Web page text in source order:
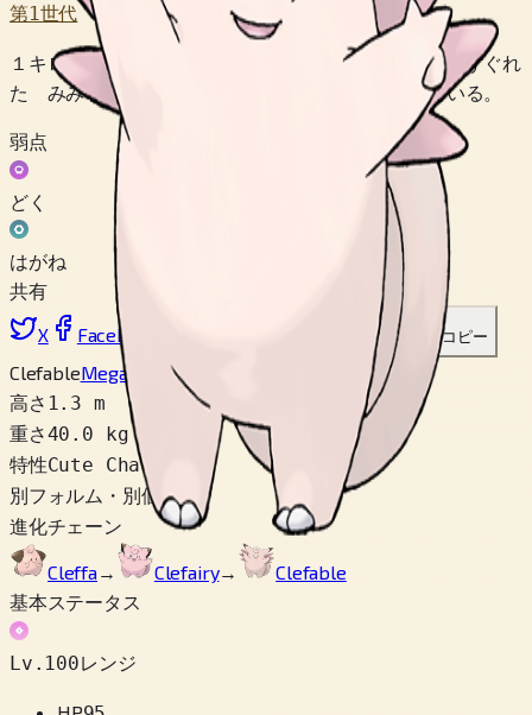
第1世代
１キロさきで おちた ハリの おとも ききわける すぐれ
た みみを もつ。 しずかな やまおくに すんでいる。
弱点
どく
はがね
共有
X
Facebook リンクをコピー
ClefableMega
高さ 1.3 m
重さ40.0 kg
特性Cute Charm
別フォルム・別個体2
進化チェーン
Cleffa→ Clefairy→
Clefable
基本ステータス
Lv.100レンジ